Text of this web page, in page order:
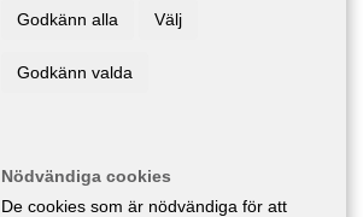
fullt fungerande.
27
Godkänn alla Välj
Godkänn valda
Nödvändiga cookies
De cookies som är nödvändiga för att